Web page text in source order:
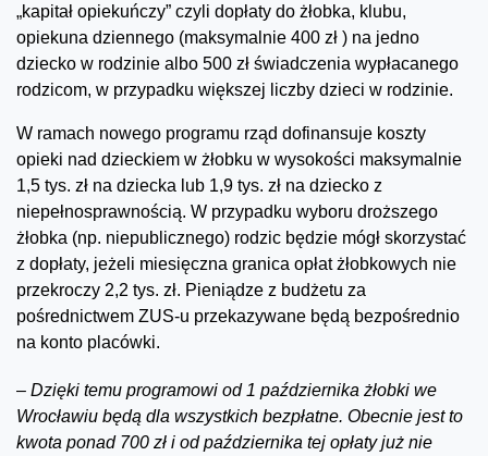
„kapitał opiekuńczy” czyli dopłaty do żłobka, klubu,
opiekuna dziennego (maksymalnie 400 zł ) na jedno
dziecko w rodzinie albo 500 zł świadczenia wypłacanego
rodzicom, w przypadku większej liczby dzieci w rodzinie.
W ramach nowego programu rząd dofinansuje koszty
opieki nad dzieckiem w żłobku w wysokości maksymalnie
1,5 tys. zł na dziecka lub 1,9 tys. zł na dziecko z
niepełnosprawnością. W przypadku wyboru droższego
żłobka (np. niepublicznego) rodzic będzie mógł skorzystać
z dopłaty, jeżeli miesięczna granica opłat żłobkowych nie
przekroczy 2,2 tys. zł. Pieniądze z budżetu za
pośrednictwem ZUS-u przekazywane będą bezpośrednio
na konto placówki.
– Dzięki temu programowi od 1 października żłobki we
Wrocławiu będą dla wszystkich bezpłatne. Obecnie jest to
kwota ponad 700 zł i od października tej opłaty już nie